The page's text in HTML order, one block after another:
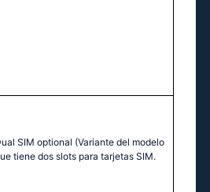
SIM optional (Variante del modelo
tiene dos slots para tarjetas SIM.